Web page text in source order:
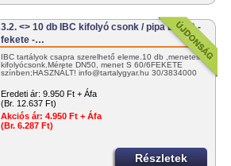
3.2. <> 10 db IBC kifolyó csonk / pipa DN 50 -
fekete -…
IBC tartályok csapra szerelhető eleme.10 db ,menetes
kifolyócsonk.Mérete DN50, menet S 60/6FEKETE
színben;HASZNÁLT! info@tartalygyar.hu 30/3834000
Eredeti ár: 9.950 Ft + Áfa
(Br. 12.637 Ft)
Akciós ár: 4.950 Ft + Áfa
(Br. 6.287 Ft)
Részletek